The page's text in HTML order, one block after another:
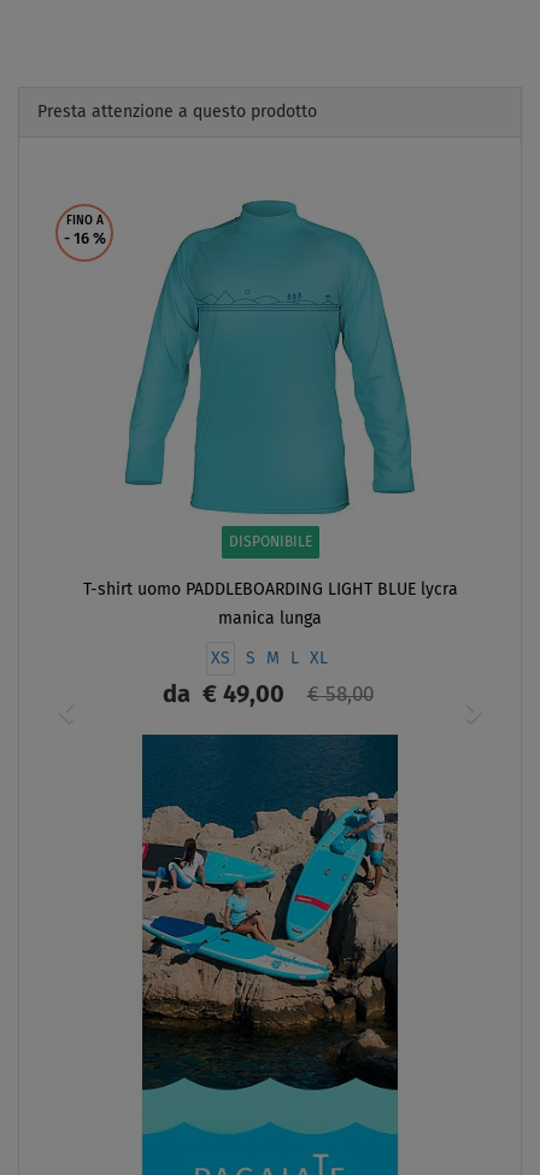
Presta attenzione a questo prodotto
FINO A
- 16 %
DISPONIBILE
T-shirt uomo PADDLEBOARDING LIGHT BLUE lycra
manica lunga
XS S M XL
da€ 49,00 € 58,00